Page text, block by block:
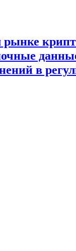
рынке
в